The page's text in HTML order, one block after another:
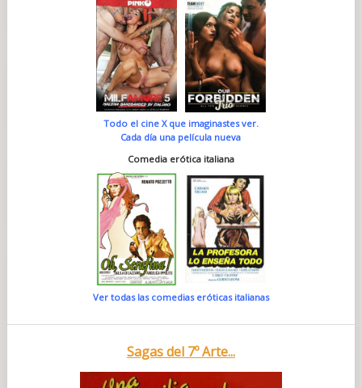
Todo el cine X que imaginastes ver.
Cada día una película nueva
Comedia erótica italiana
Ver todas las comedias eróticas italianas
Sagas del 7º Arte...